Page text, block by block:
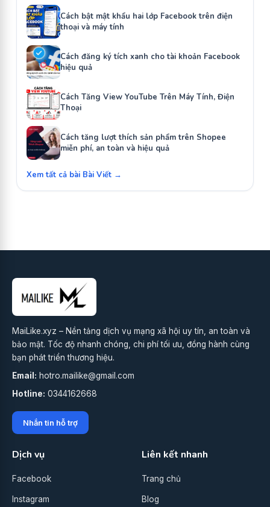
Cách bật mật khẩu hai lớp Facebook trên điện
thoại và máy tính
Cách đăng ký tích xanh cho tài khoản Facebook
hiệu quả
Cách Tăng View YouTube Trên Máy Tính, Điện
Thoại
Cách tăng lượt thích sản phẩm trên Shopee
miễn phí, an toàn và hiệu quả
Xem tất cả bài Bài Viết →
MaiLike.xyz – Nền tảng dịch vụ mạng xã hội uy tín, an toàn và
bảo mật. Tốc độ nhanh chóng, chi phí tối ưu, đồng hành cùng
bạn phát triển thương hiệu.
Email: hotro.mailike@gmail.com
Hotline: 0344162668
Nhắn tin hỗ trợ
Dịch vụ
Facebook
Instagram
Liên kết nhanh
Trang chủ
Blog